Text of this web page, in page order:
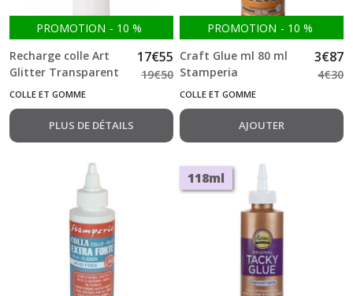
PROMOTION - 10 %
Recharge colle Art
Glitter Transparent
240ml Extra Forte
17€55
19€50
COLLE ET GOMME
PLUS DE DÉTAILS
PROMOTION - 10 %
Craft Glue ml 80 ml
Stamperia
3€87
4€30
COLLE ET GOMME
AJOUTER
118ml